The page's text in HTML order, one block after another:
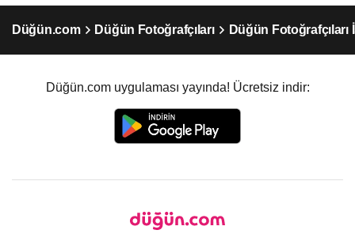
Düğün.com Düğün Fotoğrafçıları Düğün Fotoğrafçıları
Düğün.com uygulaması yayında! Ücretsiz indir: